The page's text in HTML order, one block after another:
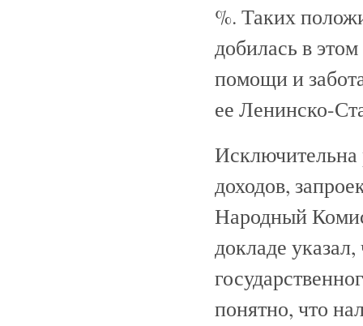
%. Таких
добилась в
помощи и
ее Ленинско-
Исключительна
доходов,
Народный
докладе
понятно, что